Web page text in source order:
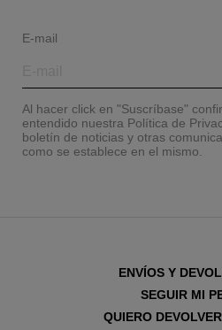
E-mail
Al hacer click en "Suscríbase"
entendido nuestra Política de
boletín de noticias y otras
como se establece en el mismo.
ENVÍOS Y
SEGUIR MI
QUIERO